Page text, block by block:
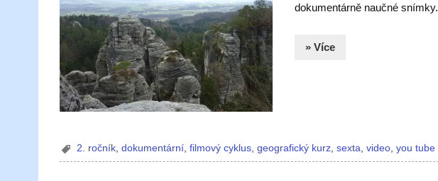
dokumentárně naučné snímky.
» Více
2. ročník,dokumentární,filmový cyklus,geografický kurz,sexta,video,you tube